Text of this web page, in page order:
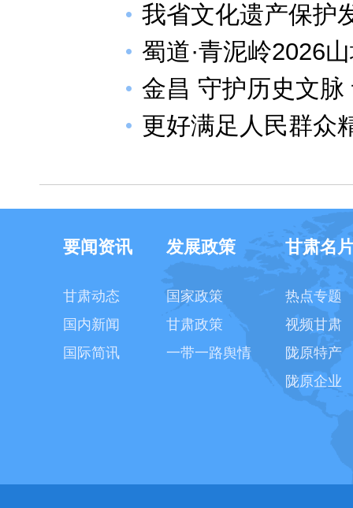
我省文化遗产保护
蜀道·青泥岭2026
金昌 守护历史文脉
更好满足人民群众
要闻资讯
甘肃动态
国内新闻
国际简讯
发展政策
国家政策
甘肃政策
一带一路舆情
甘肃名
热点专题
视频甘肃
陇原特产
陇原企业